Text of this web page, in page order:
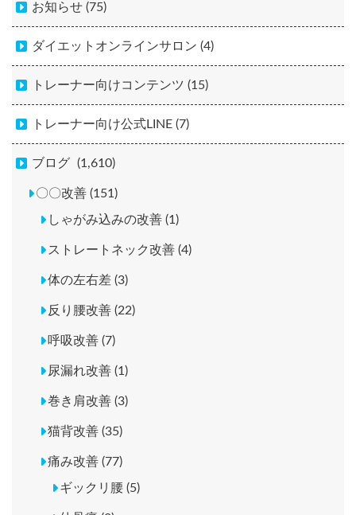
お知らせ (75)
ダイエットオンラインサロン (4)
トレーナー向けコンテンツ (15)
トレーナー向け公式LINE (7)
ブログ (1,610)
〇〇改善 (151)
しゃがみ込みの改善 (1)
ストレートネック改善 (4)
体の左右差 (3)
反り腰改善 (22)
呼吸改善 (7)
尿漏れ改善 (1)
巻き肩改善 (3)
猫背改善 (35)
痛み改善 (77)
ギックリ腰 (5)